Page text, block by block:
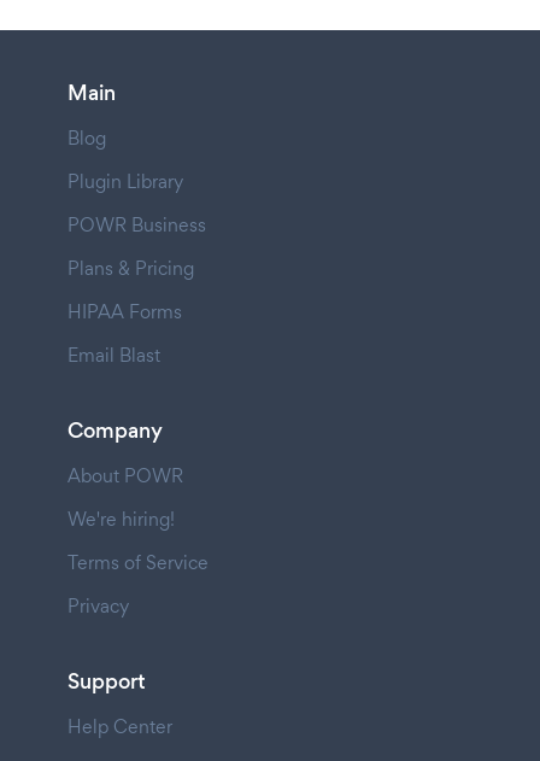
Main
Blog
Plugin Library
POWR Business
Plans & Pricing
HIPAA Forms
Email Blast
Company
About POWR
We're hiring!
Terms of Service
Privacy
Support
Help Center